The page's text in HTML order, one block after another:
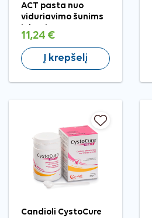
ACT pasta nuo
viduriavimo šunims
ir katėms
11,24 €
Į krepšelį
Candioli CystoCure